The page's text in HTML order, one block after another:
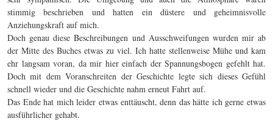
stimmig beschrieben und hatten ein düstere und geheimnisvolle
Anziehungskraft auf mich.
Doch genau diese Beschreibungen und Ausschweifungen wurden mir ab
der Mitte des Buches etwas zu viel. Ich hatte stellenweise Mühe und kam
ehr langsam voran, da mir hier einfach der Spannungsbogen gefehlt hat.
Doch mit dem Voranschreiten der Geschichte legte sich dieses Gefühl
schnell wieder und die Geschichte nahm erneut Fahrt auf.
Das Ende hat mich leider etwas enttäuscht, denn das hätte ich gerne etwas
ausführlicher gehabt.